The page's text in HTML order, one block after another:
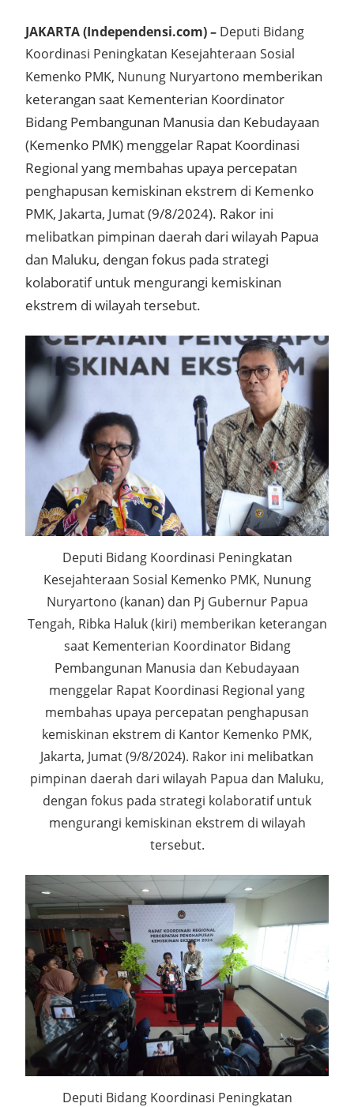
JAKARTA (Independensi.com) – Deputi Bidang
Koordinasi Peningkatan Kesejahteraan Sosial
Kemenko PMK, Nunung Nuryartono memberikan
keterangan saat Kementerian Koordinator
Bidang Pembangunan Manusia dan Kebudayaan
(Kemenko PMK) menggelar Rapat Koordinasi
Regional yang membahas upaya percepatan
penghapusan kemiskinan ekstrem di Kemenko
PMK, Jakarta, Jumat (9/8/2024). Rakor ini
melibatkan pimpinan daerah dari wilayah Papua
dan Maluku, dengan fokus pada strategi
kolaboratif untuk mengurangi kemiskinan
ekstrem di wilayah tersebut.
Deputi Bidang Koordinasi Peningkatan
Kesejahteraan Sosial Kemenko PMK, Nunung
Nuryartono (kanan) dan Pj Gubernur Papua
Tengah, Ribka Haluk (kiri) memberikan keterangan
saat Kementerian Koordinator Bidang
Pembangunan Manusia dan Kebudayaan
menggelar Rapat Koordinasi Regional yang
membahas upaya percepatan penghapusan
kemiskinan ekstrem di Kantor Kemenko PMK,
Jakarta, Jumat (9/8/2024). Rakor ini melibatkan
pimpinan daerah dari wilayah Papua dan Maluku,
dengan fokus pada strategi kolaboratif untuk
mengurangi kemiskinan ekstrem di wilayah
tersebut.
Deputi Bidang Koordinasi Peningkatan